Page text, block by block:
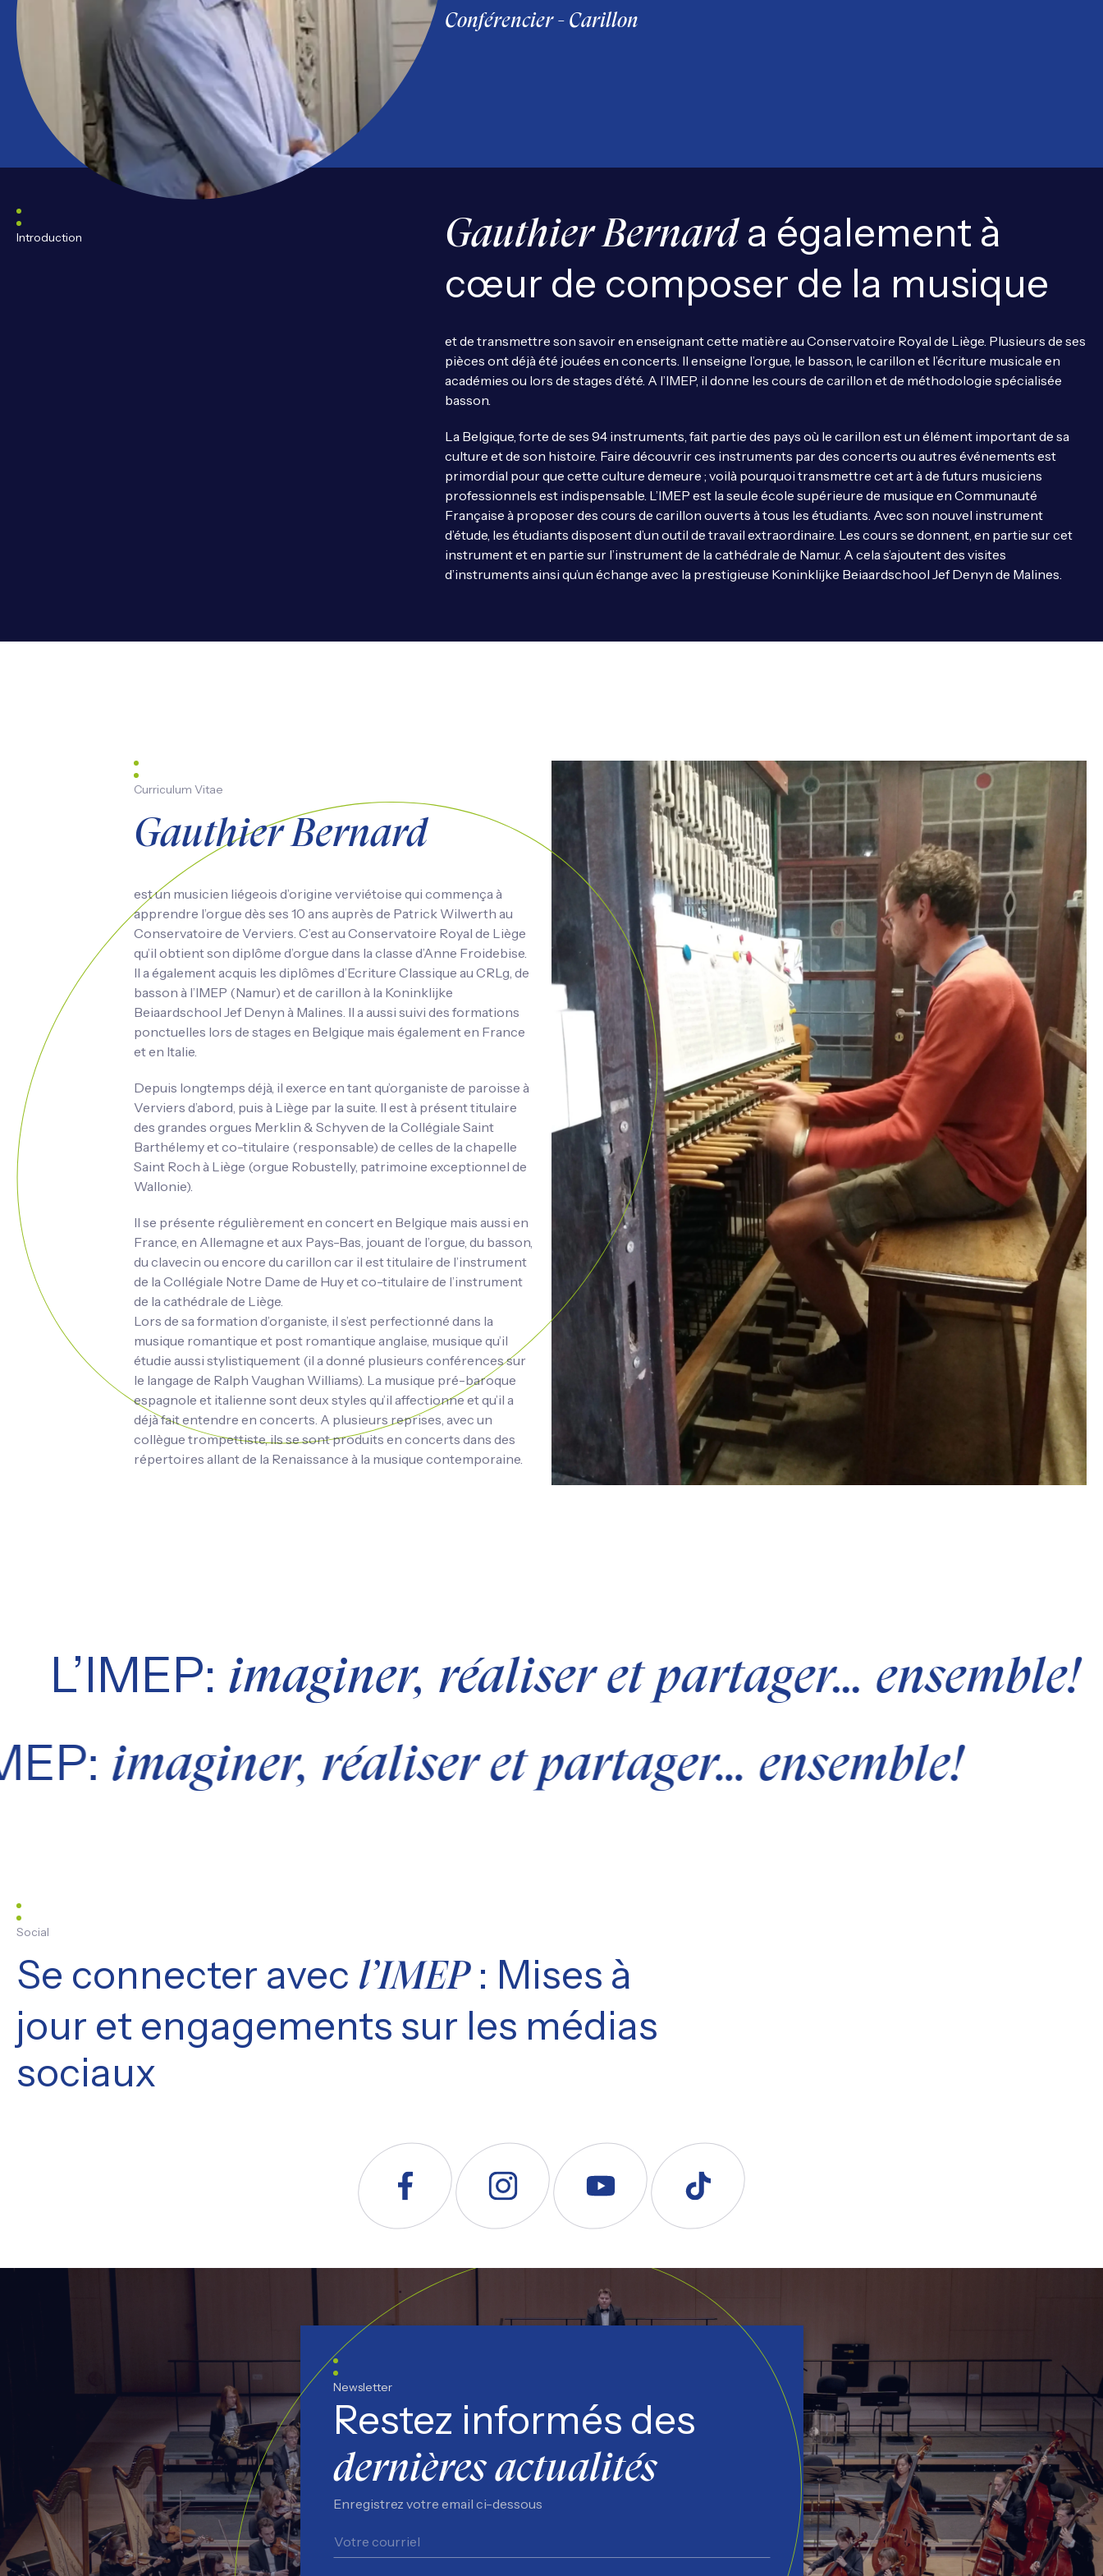
Conférencier - Carillon
Introduction Gauthier Bernarda également à
cœur de composer de la musique
et de transmettre son savoir en enseignant cette matière au Conservatoire Royal de Liège. Plusieurs de ses
pièces ont déjà été jouées en concerts. Il enseigne l’orgue, le basson, le carillon et l’écriture musicale en
académies ou lors de stages d’été. A l’IMEP, il donne les cours de carillon et de méthodologie spécialisée
basson.
La Belgique, forte de ses 94 instruments, fait partie des pays où le carillon est un élément important de sa
culture et de son histoire. Faire découvrir ces instruments par des concerts ou autres événements est
primordial pour que cette culture demeure ; voilà pourquoi transmettre cet art à de futurs musiciens
professionnels est indispensable. L’IMEP est la seule école supérieure de musique en Communauté
Française à proposer des cours de carillon ouverts à tous les étudiants. Avec son nouvel instrument
d’étude, les étudiants disposent d’un outil de travail extraordinaire. Les cours se donnent, en partie sur cet
instrument et en partie sur l’instrument de la cathédrale de Namur. A cela s’ajoutent des visites
d’instruments ainsi qu’un échange avec la prestigieuse Koninklijke Beiaardschool Jef Denyn de Malines.
Curriculum Vitae
Gauthier Bernard
est un musicien liégeois d’origine verviétoise qui commença à
apprendre l’orgue dès ses 10 ans auprès de Patrick Wilwerth au
Conservatoire de Verviers. C’est au Conservatoire Royal de Liège
qu’il obtient son diplôme d’orgue dans la classe d’Anne Froidebise.
Il a également acquis les diplômes d’Ecriture Classique au CRLg, de
basson à l’IMEP (Namur) et de carillon à la Koninklijke
Beiaardschool Jef Denyn à Malines. Il a aussi suivi des formations
ponctuelles lors de stages en Belgique mais également en France
et en Italie.
Depuis longtemps déjà, il exerce en tant qu’organiste de paroisse à
Verviers d’abord, puis à Liège par la suite. Il est à présent titulaire
des grandes orgues Merklin & Schyven de la Collégiale Saint
Barthélemy et co-titulaire (responsable) de celles de la chapelle
Saint Roch à Liège (orgue Robustelly, patrimoine exceptionnel de
Wallonie).
Il se présente régulièrement en concert en Belgique mais aussi en
France, en Allemagne et aux Pays-Bas, jouant de l’orgue, du basson,
du clavecin ou encore du carillon car il est titulaire de l’instrument
de la Collégiale Notre Dame de Huy et co-titulaire de l’instrument
de la cathédrale de Liège.
Lors de sa formation d’organiste, il s’est perfectionné dans la
musique romantique et post romantique anglaise, musique qu’il
étudie aussi stylistiquement (il a donné plusieurs conférences sur
le langage de Ralph Vaughan Williams). La musique pré-baroque
espagnole et italienne sont deux styles qu’il affectionne et qu’il a
déjà fait entendre en concerts. A plusieurs reprises, avec un
collègue trompettiste, ils se sont produits en concerts dans des
répertoires allant de la Renaissance à la musique contemporaine.
L’IMEP: imaginer, réaliser et partager… ensemble!
imaginer, réaliser et partager… ensemble!
Social
Se connecter avec l’IMEP: Mises à
jour et engagements sur les médias
sociaux
Newsletter
Restez informés des
dernières actualités
Enregistrez votre email ci-dessous